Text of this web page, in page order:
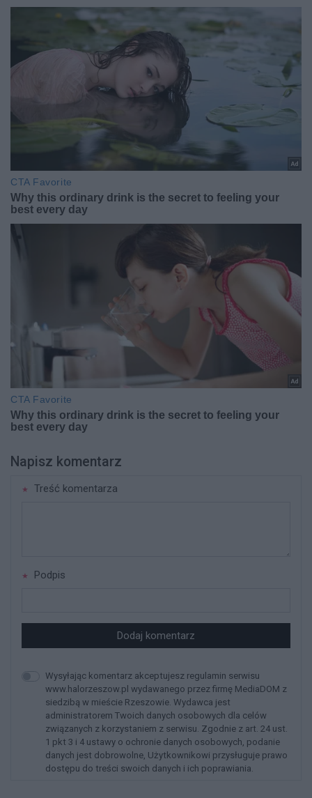
Napisz komentarz
Treść komentarza
Podpis
Dodaj komentarz
Wysyłając komentarz akceptujesz regulamin serwisu
www.halorzeszow.pl wydawanego przez firmę MediaDOM z
siedzibą w mieście Rzeszowie. Wydawca jest
administratorem Twoich danych osobowych dla celów
związanych z korzystaniem z serwisu. Zgodnie z art. 24 ust.
1 pkt 3 i 4 ustawy o ochronie danych osobowych, podanie
danych jest dobrowolne, Użytkownikowi przysługuje prawo
dostępu do treści swoich danych i ich poprawiania.